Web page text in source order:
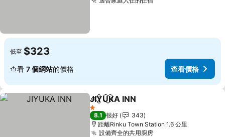
低至 $323
查看 7 個網站的價格 查看價格
分享 放到收藏夾
JIYUKA INN
1 星級
8.1 很好
343
距離Rinku Town Station 1.6 公里
設備齊全的共用廚房